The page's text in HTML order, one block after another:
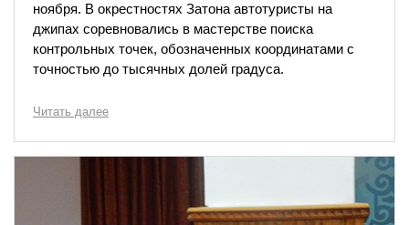
ноября. В окрестностях Затона автотуристы на
джипах соревновались в мастерстве поиска
контрольных точек, обозначенных координатами с
точностью до тысячных долей градуса.
Читать далее